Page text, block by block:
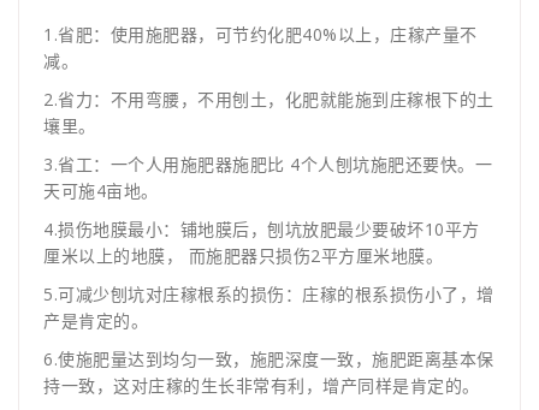
1.省肥：使用施肥器，可节约化肥40%以上，庄稼产量不
减。
2.省力：不用弯腰，不用刨土，化肥就能施到庄稼根下的土
壤里。
3.省工：一个人用施肥器施肥比 4个人刨坑施肥还要快。一
天可施4亩地。
4.损伤地膜最小：铺地膜后，刨坑放肥最少要破坏10平方
厘米以上的地膜， 而施肥器只损伤2平方厘米地膜。
5.可减少刨坑对庄稼根系的损伤：庄稼的根系损伤小了，增
产是肯定的。
6.使施肥量达到均匀一致，施肥深度一致，施肥距离基本保
持一致，这对庄稼的生长非常有利，增产同样是肯定的。